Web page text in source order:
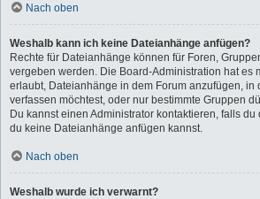
Nach oben
Weshalb kann ich keine Dateianhänge anfügen?
Rechte für Dateianhänge können für Foren,
vergeben werden. Die Board-Administration hat es
erlaubt, Dateianhänge in dem Forum anzufügen, in
verfassen möchtest, oder nur bestimmte Gruppen
Du kannst einen Administrator kontaktieren, falls
du keine Dateianhänge anfügen kannst.
Nach oben
Weshalb wurde ich verwarnt?